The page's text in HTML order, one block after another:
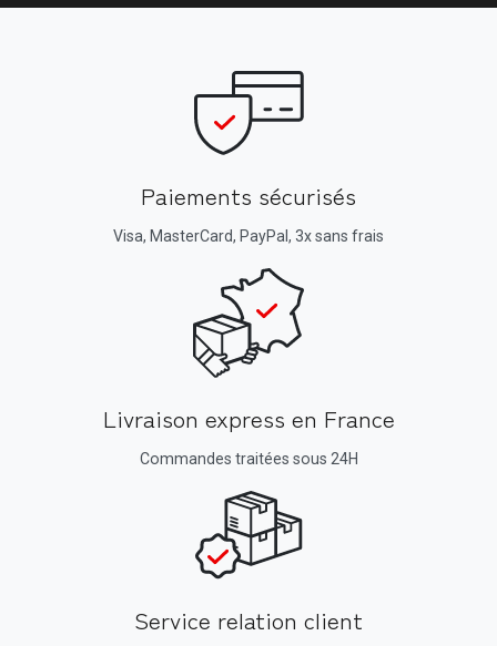
Paiements sécurisés
Visa, MasterCard, PayPal, 3x sans frais
Livraison express en France
Commandes traitées sous 24H
Service relation client